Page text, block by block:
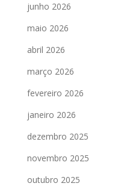
junho 2026
maio 2026
abril 2026
março 2026
fevereiro 2026
janeiro 2026
dezembro 2025
novembro 2025
outubro 2025